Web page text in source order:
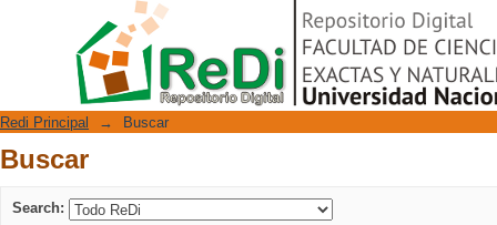
Repositorio Digital
Redi Principal → Buscar
Buscar
Search: